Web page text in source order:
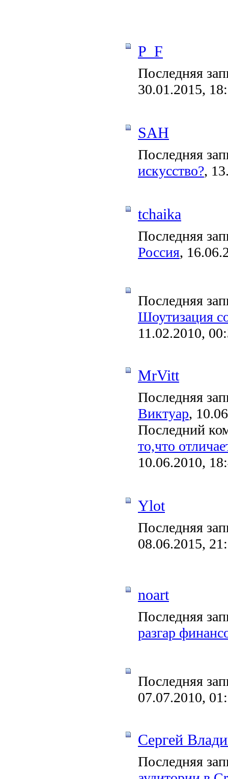
P_F
Последняя
30.01.2015,
SAH
Последняя
искусство?,
tchaika
Последняя
Россия,
Последняя
Шоутизация
11.02.2010,
MrVitt
Последняя
Виктуар,
Последний
то,что
10.06.2010,
Ylot
Последняя
08.06.2015,
noart
Последняя
разгар
Последняя
07.07.2010,
Сергей
Последняя